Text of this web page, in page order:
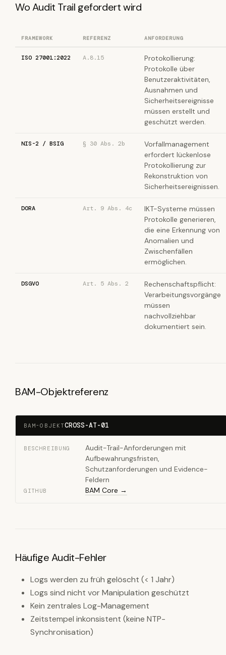
Wo Audit Trail gefordert wird
FRAMEWORK REFERENZ ANFORDERUNG
ISO 27001:2022 A.8.15
Protokollierung:
Protokolle über
Benutzeraktivitäten,
Ausnahmen und
Sicherheitsereignisse
müssen erstellt und
geschützt werden.
NIS-2 / BSIG § 30 Abs. 2b
Vorfallmanagement
erfordert lückenlose
Protokollierung zur
Rekonstruktion von
Sicherheitsereignissen.
DORA Art. 9 Abs. 4c
IKT-Systeme müssen
Protokolle generieren,
die eine Erkennung von
Anomalien und
Zwischenfällen
ermöglichen.
DSGVO Art. 5 Abs. 2
Rechenschaftspflicht:
Verarbeitungsvorgänge
müssen
nachvollziehbar
dokumentiert sein.
BAM-Objektreferenz
BAM-OBJEKTCROSS-AT-01
BESCHREIBUNG
Audit-Trail-Anforderungen mit
Aufbewahrungsfristen,
Schutzanforderungen und Evidence-
Feldern
GITHUB BAM Core →
Häufige Audit-Fehler
Logs werden zu früh gelöscht (< 1 Jahr)
Logs sind nicht vor Manipulation geschützt
Kein zentrales Log-Management
Zeitstempel inkonsistent (keine NTP-
Synchronisation)